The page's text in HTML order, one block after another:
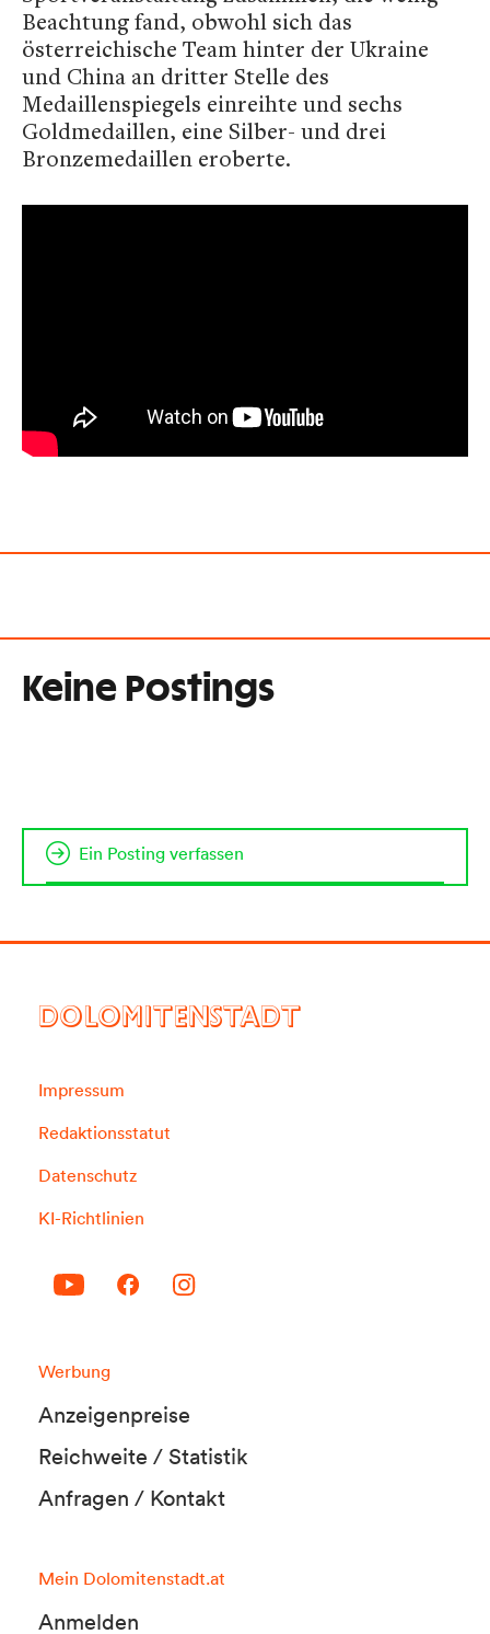
Beachtung fand, obwohl sich das
österreichische Team hinter der Ukraine
und China an dritter Stelle des
Medaillenspiegels einreihte und sechs
Goldmedaillen, eine Silber- und drei
Bronzemedaillen eroberte.
Keine Postings
Ein Posting verfassen
DOLOMITENSTADT
Impressum
Redaktionsstatut
Datenschutz
KI-Richtlinien
Werbung
Anzeigenpreise
Reichweite / Statistik
Anfragen / Kontakt
Mein Dolomitenstadt.at
Anmelden